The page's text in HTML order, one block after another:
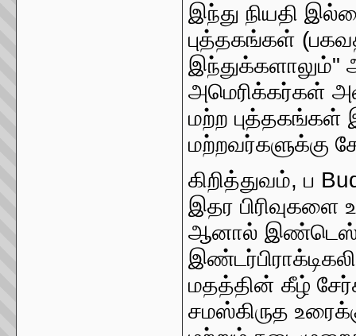
இந்து நியதி
புத்தகங்கள்
இந்துக்களாலும்"
அமெரிக்கர்கள்
மற்ற புத்தகங்கள்
மற்றவர்களுக்கு
கிறித்துவம், ப
இதர
ஆனால்
மதத்தின் கீழ்
சமஸ்கிருத